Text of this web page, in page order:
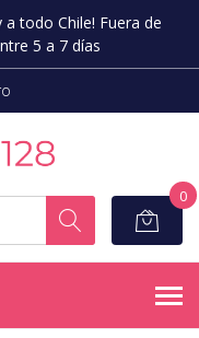
todo Chile! Fuera de
5 a 7 días
0